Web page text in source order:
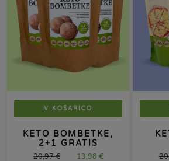
V KOŠARICO
KETO BOMBETKE,
2+1 GRATIS
20,97€ 13,98 €